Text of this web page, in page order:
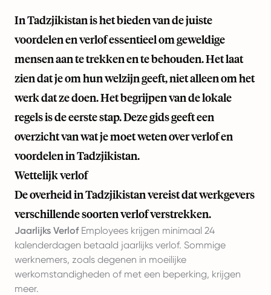
In Tadzjikistan is het bieden van de juiste
voordelen en verlof essentieel om geweldige
mensen aan te trekken en te behouden. Het laat
zien dat je om hun welzijn geeft, niet alleen om het
werk dat ze doen. Het begrijpen van de lokale
regels is de eerste stap. Deze gids geeft een
overzicht van wat je moet weten over verlof en
voordelen in Tadzjikistan.
Wettelijk verlof
De overheid in Tadzjikistan vereist dat werkgevers
verschillende soorten verlof verstrekken.
Jaarlijks VerlofEmployees krijgen minimaal 24
kalenderdagen betaald jaarlijks verlof. Sommige
werknemers, zoals degenen in moeilijke
werkomstandigheden of met een beperking, krijgen
meer.